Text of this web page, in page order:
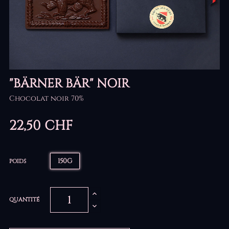
"BÄRNER BÄR" NOIR
Chocolat noir 70%
22,50 CHF
POIDS 150G
QUANTITÉ